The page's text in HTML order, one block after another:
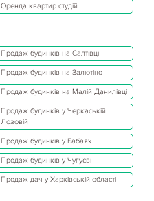
Оренда квартир студій
Продаж будинків на Салтівці
Продаж будинків на Залютіно
Продаж будинків на Малій Данилівці
Продаж будинків у Черкаській
Лозовій
Продаж будинків у Бабаях
Продаж будинків у Чугуєві
Продаж дач у Харківській області